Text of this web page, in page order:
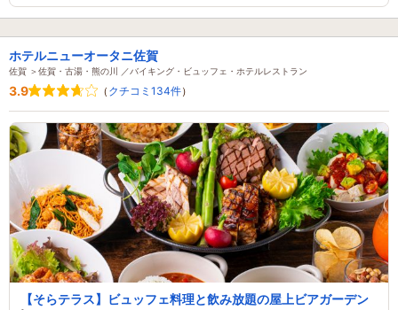
ホテルニューオータニ佐賀
佐賀 ＞佐賀・古湯・熊の川 ／バイキング・ビュッフェ・ホテルレストラン
3.9 （ クチコミ134件）
【そらテラス】ビュッフェ料理と飲み放題の屋上ビアガーデン